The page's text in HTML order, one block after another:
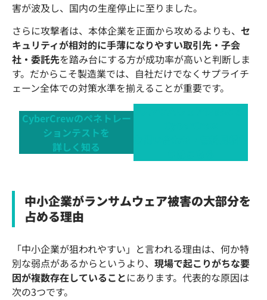
害が波及し、国内の生産停止に至りました。
さらに攻撃者は、本体企業を正面から攻めるよりも、 セ
キュリティが相対的に手薄になりやすい取引先・子会
社・委託先を踏み台にする方が成功率が高いと判断しま
す。だからこそ製造業では、自社だけでなくサプライチ
ェーン全体での対策水準を揃えることが重要です。
CyberCrewのペネトレー
ションテストを
詳しく知る
中小企業がランサムウェア被害の大部分を
占める理由
「中小企業が狙われやすい」と言われる理由は、何か特
別な弱点があるからというより、 現場で起こりがちな要
因が複数存在していることにあります。代表的な原因は
次の3つです。